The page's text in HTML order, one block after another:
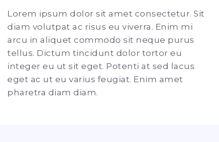
Lorem ipsum dolor sit amet consectetur. Sit
diam volutpat ac risus eu viverra. Enim mi
arcu in aliquet commodo sit neque purus
tellus. Dictum tincidunt dolor tortor eu
integer eu ut sit eget. Potenti at sed lacus
eget ac ut eu varius feugiat. Enim amet
pharetra diam diam.